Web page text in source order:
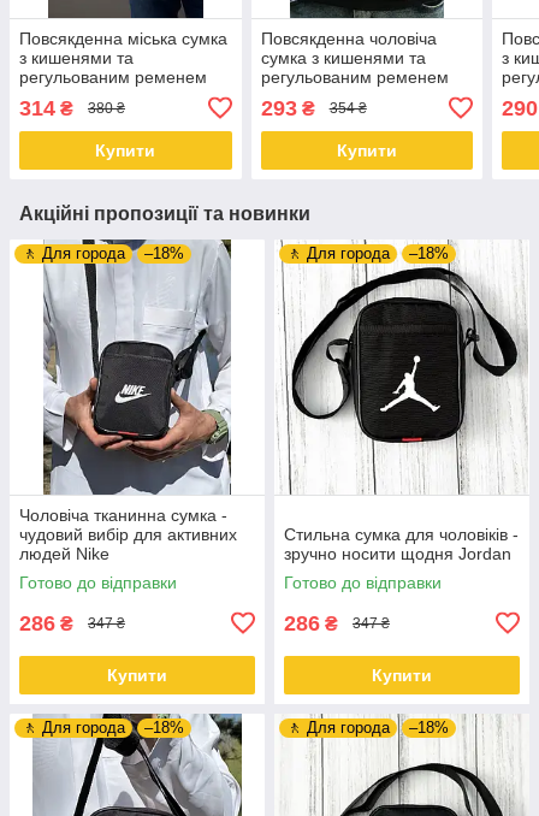
Повсякденна міська сумка
з кишенями та
регульованим ременем
314 ₴ 380 ₴
Купити
Повсякденна чоловіча
сумка з кишенями та
регульованим ременем
293₴ 354 ₴
Купити
з
290
Акційні пропозиції та новинки
🚶 Для города –18%
Чоловіча тканинна сумка -
чудовий вибір для активних
людей Nike
Готово до відправки
286 ₴ 347 ₴
Купити
🚶 Для города –18%
Стильна сумка для чоловіків -
зручно носити щодня Jordan
Готово до відправки
286 ₴ 347 ₴
Купити
🚶 Для города –18% 🚶 Для города –18%